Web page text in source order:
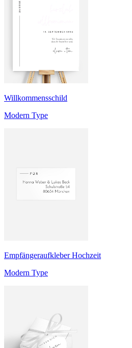
Willkommensschild
Modern Type
Empfängeraufkleber Hochzeit
Modern Type